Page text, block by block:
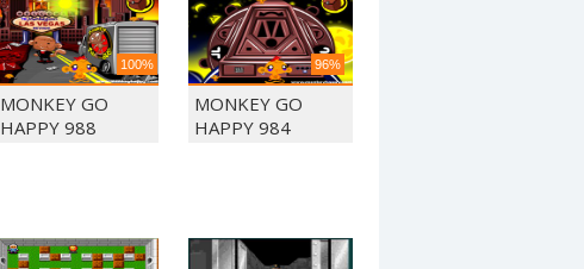
100%
MONKEY GO
HAPPY 988
96%
MONKEY GO
HAPPY 984